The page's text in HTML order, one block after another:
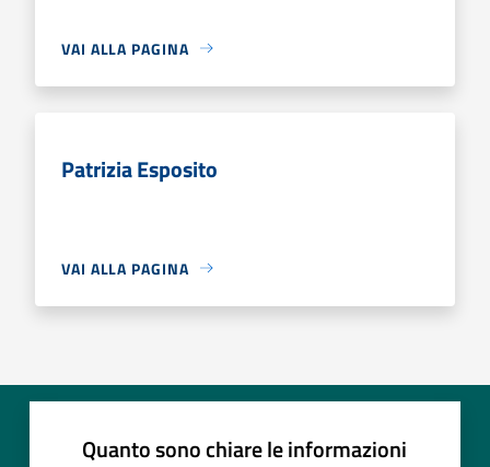
VAI ALLA PAGINA
Patrizia Esposito
VAI ALLA PAGINA
Quanto sono chiare le informazioni